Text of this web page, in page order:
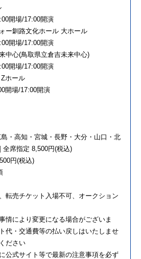
開場/17:00開演
ー釧路文化ホール 大ホール
開場/17:00開演
中心(鳥取県立倉吉未来中心)
開場/17:00開演
ホール
開場/17:00開演
・高知・宮城・長野・大分・山口・北
席指定 8,500円(税込)
円(税込)
転売チケット入場不可、オークション
情により変更になる場合がございま
代・交通費等の払い戻しはいたしませ
ださい
公式サイト等で最新の注意事項を必ず